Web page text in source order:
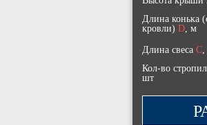
Длина конька
кровли) D, м
Длина свеса C
Кол-во
шт